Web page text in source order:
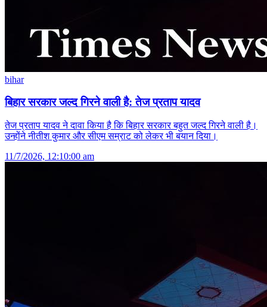
bihar
बिहार सरकार जल्द गिरने वाली है: तेज प्रताप यादव
तेज प्रताप यादव ने दावा किया है कि बिहार सरकार बहुत जल्द गिरने वाली है।
उन्होंने नीतीश कुमार और सीएम सम्राट को लेकर भी बयान दिया।
11/7/2026, 12:10:00 am